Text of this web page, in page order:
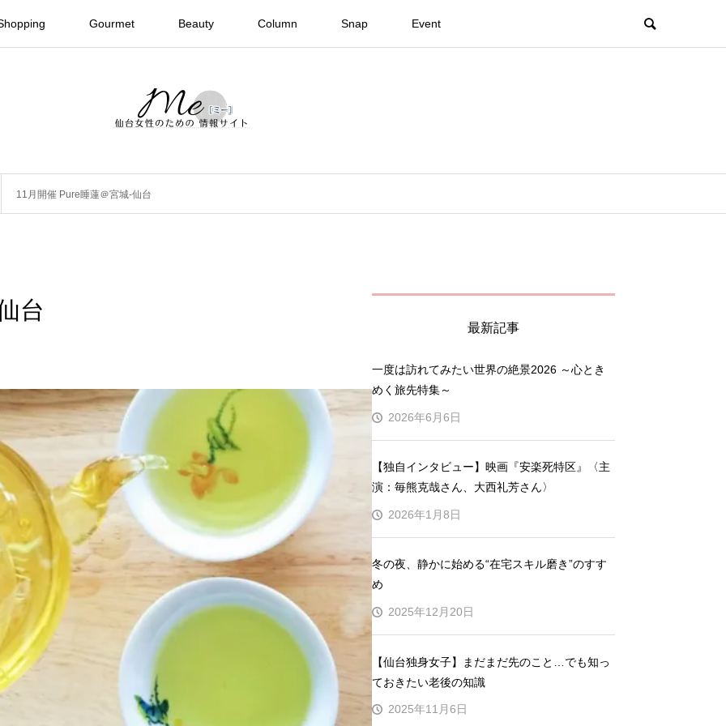
Gourmet Beauty Column Snap Event
11月開催 Pure睡蓮＠宮城-仙台
台
最新記事
一度は訪れてみたい世界の絶景2026 ～心とき
めく旅先特集～
2026年6月6日
【独自インタビュー】映画『安楽死特区』〈主
演：毎熊克哉さん、大西礼芳さん〉
2026年1月8日
冬の夜、静かに始める“在宅スキル磨き”のすす
め
2025年12月20日
【仙台独身女子】まだまだ先のこと…でも知っ
ておきたい老後の知識
2025年11月6日